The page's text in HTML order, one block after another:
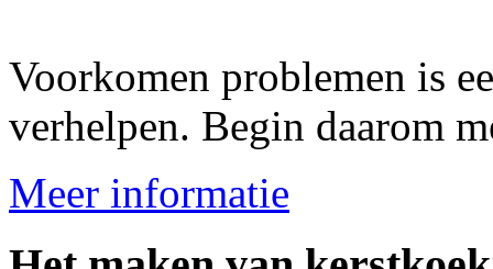
Voorkomen problemen is
verhelpen. Begin daarom
Meer informatie